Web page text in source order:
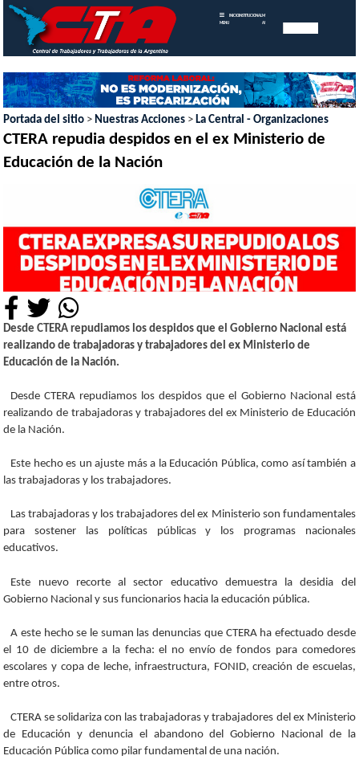
MENU
INICIOINSTITUCIONAL MEMORIAS
ANUALES
Portada del sitio > Nuestras Acciones > La Central - Organizaciones
CTERA repudia despidos en el ex Ministerio de
Educación de la Nación
Desde CTERA repudiamos los despidos que el Gobierno Nacional está
realizando de trabajadoras y trabajadores del ex Ministerio de
Educación de la Nación.
Desde CTERA repudiamos los despidos que el Gobierno Nacional está
realizando de trabajadoras y trabajadores del ex Ministerio de Educación
de la Nación.
Este hecho es un ajuste más a la Educación Pública, como así también a
las trabajadoras y los trabajadores.
Las trabajadoras y los trabajadores del ex Ministerio son fundamentales
para sostener las políticas públicas y los programas nacionales
educativos.
Este nuevo recorte al sector educativo demuestra la desidia del
Gobierno Nacional y sus funcionarios hacia la educación pública.
A este hecho se le suman las denuncias que CTERA ha efectuado desde
el 10 de diciembre a la fecha: el no envío de fondos para comedores
escolares y copa de leche, infraestructura, FONID, creación de escuelas,
entre otros.
CTERA se solidariza con las trabajadoras y trabajadores del ex Ministerio
de Educación y denuncia el abandono del Gobierno Nacional de la
Educación Pública como pilar fundamental de una nación.